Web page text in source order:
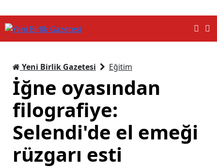
Yeni Birlik Gazetesi Eğitim
İğne oyasından
filografiye:
Selendi'de el emeği
rüzgarı esti